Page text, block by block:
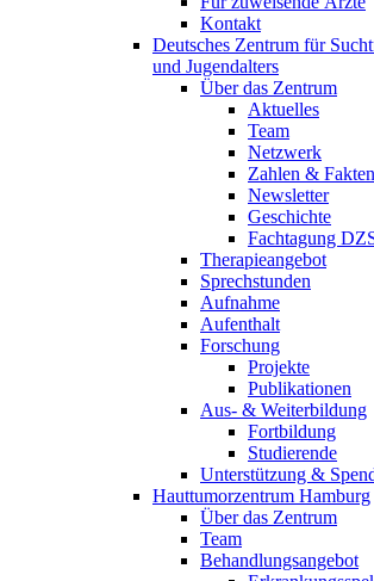
Kontakt
Deutsches Zentrum für
und Jugendalters
Über das Zentrum
Aktuelles
Team
Netzwerk
Zahlen & Fakten
Newsletter
Geschichte
Fachtagung
Therapieangebot
Sprechstunden
Aufnahme
Aufenthalt
Forschung
Projekte
Publikationen
Aus- & Weiterbildung
Fortbildung
Studierende
Unterstützung &
Hauttumorzentrum Hamburg
Über das Zentrum
Team
Behandlungsangebot